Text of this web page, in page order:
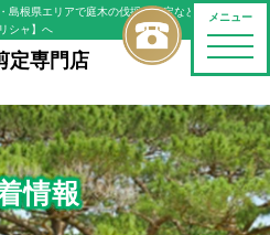
メニュー
toggle
根県エリアで庭木の伐採・剪定などの植木屋/造
シャ】へ
定専門店
情報